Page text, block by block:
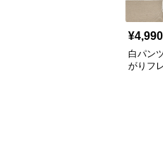
¥4,990
白パン
がりフ